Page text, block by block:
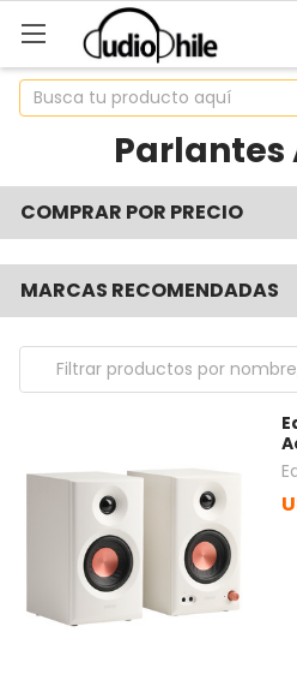
Buscar
Parlantes
COMPRAR POR PRECIO
MARCAS RECOMENDADAS